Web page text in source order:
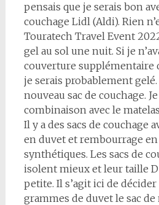
pensais que je serais bon
couchage Lidl (Aldi). Rien
Touratech Travel Event
gel au sol une nuit. Si je
couverture supplémentaire
je serais probablement
nouveau sac de couchage.
combinaison avec le
Il y a des sacs de couchage
en duvet et rembourrage
synthétiques. Les sacs de
isolent mieux et leur taille
petite. Il s’agit ici de
grammes de duvet le sac